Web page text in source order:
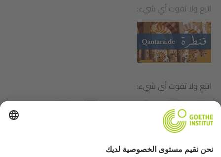
بيانات التحرير
اتبع ولا تفوت أي شيء:
اتبع ولا تفوت أي شيء: